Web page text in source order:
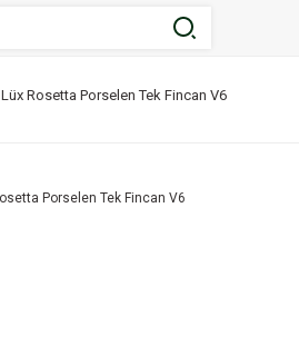
Lüx Rosetta Porselen Tek Fincan V6